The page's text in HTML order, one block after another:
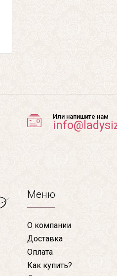
Или напишите нам
Меню
О компании
Доставка
Оплата
Как купить?